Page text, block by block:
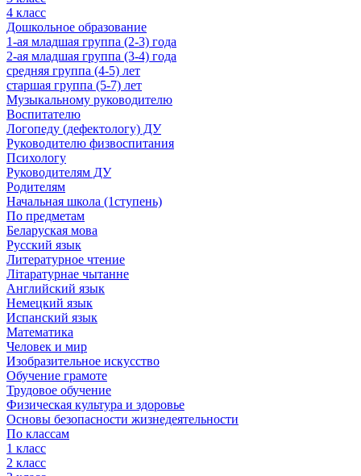
4 класс
Дошкольное образование
1-ая младшая группа (2-3) года
2-ая младшая группа (3-4) года
средняя группа (4-5) лет
старшая группа (5-7) лет
Музыкальному руководителю
Воспитателю
Логопеду (дефектологу) ДУ
Руководителю физвоспитания
Психологу
Руководителям ДУ
Родителям
Начальная школа (1ступень)
По предметам
Беларуская мова
Русский язык
Литературное чтение
Літаратурнае чытанне
Английский язык
Немецкий язык
Испанский язык
Математика
Человек и мир
Изобразительное искусство
Обучение грамоте
Трудовое обучение
Физическая культура и здоровье
Основы безопасности жизнедеятельности
По классам
1 класс
2 класс